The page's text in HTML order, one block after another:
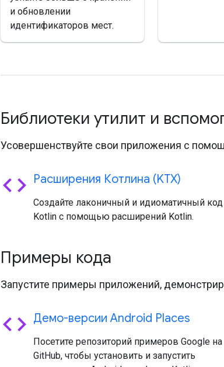
и обновлении
идентификаторов мест.
Библиотеки утилит и
Усовершенствуйте свои приложения с
code Расширения Котлина (KTX)
Создайте лаконичный и идиоматичный код
Kotlin с помощью расширений Kotlin.
Примеры кода
Запустите примеры приложений,
code Демо-версии Android Places
Посетите репозиторий примеров Google на
GitHub, чтобы установить и запустить